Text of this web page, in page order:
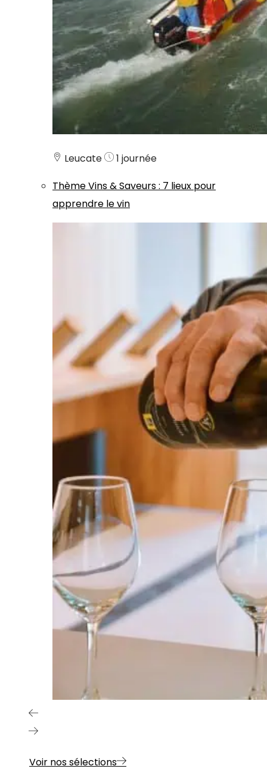
Leucate
1 journée
ThèmeVins & Saveurs: 7 lieux pour
apprendre le vin
Voir nos sélections